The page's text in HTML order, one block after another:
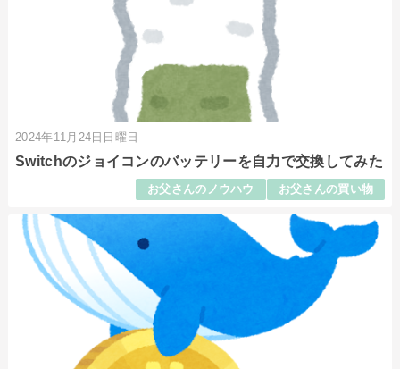
2024年11月24日日曜日
Switchのジョイコンのバッテリーを自力で交換してみた
お父さんのノウハウ お父さんの買い物